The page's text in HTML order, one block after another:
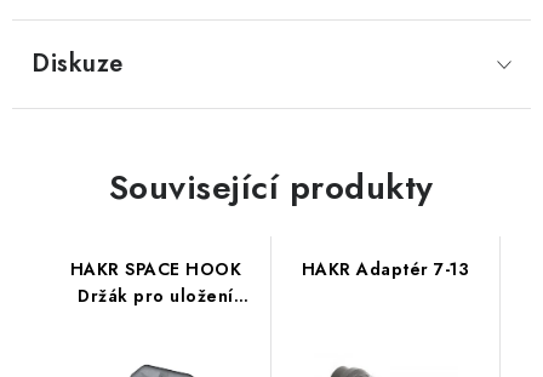
Diskuze
Související produkty
HAKR SPACE HOOK
Držák pro uložení
HAKR Adaptér 7-13